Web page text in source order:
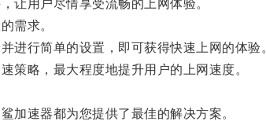
用户尽情享受流畅的上网体验。
需求。
行简单的设置，即可获得快速上网的体验
略，最大程度地提升用户的上网速度。
速器都为您提供了最佳的解决方案。